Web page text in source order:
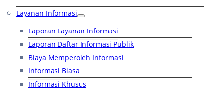
Layanan Informasi
Laporan Layanan Informasi
Laporan Daftar Informasi Publik
Biaya Memperoleh Informasi
Informasi Biasa
Informasi Khusus